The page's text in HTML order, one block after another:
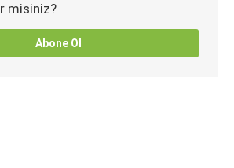
misiniz?
Abone Ol